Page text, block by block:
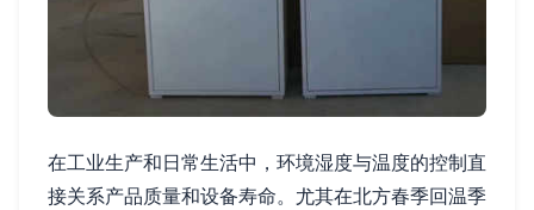
在工业生产和日常生活中，环境湿度与温度的控制直
接关系产品质量和设备寿命。尤其在北方春季回温季